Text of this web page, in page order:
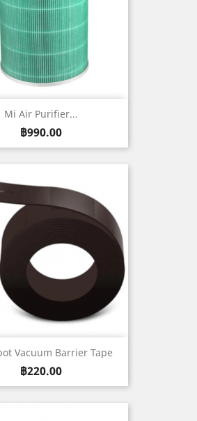
Mi Air Purifier...
ราคา
฿990.00
Vacuum Barrier Tape
ราคา
฿220.00